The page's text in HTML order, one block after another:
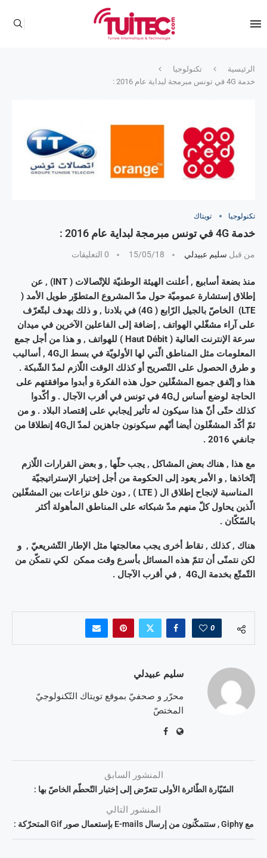
الرئيسية
تكنولوجيا
خدمة 4G في تونس مبرمجة لبداية عام 2016 :
تكنولوجيا تويتاك
خدمة 4G في تونس مبرمجة لبداية عام 2016 :
من قبل سليم عبيدلي 15/05/18 0 التعليقات
منذ بضعة أسابيع , أعلنت الهيئة الوطنيّة للإتّصالات ( INT) , عن
إطلاق إستشارة عموميّة حول مدّ المشروع المتطوّر طويل الأمد (
LTE) الخاصّ بالجيل الرّابع ( 4G) في بلادنا , و ذلك بهدف لبتّعرّف
على آراء مشغّلي الهواتف , إضافة إلى الفاعلين الآخرين في ميدان
سرعة الإنترنت العالية ( Haut Débit ) للهواتف , و هذا من أجل جمع
المعلومات مثل المناطق الّتي لها الأولويّة في بسط ال4G , أساليب
و طرق الحصول على التّصريح أو كذلك الوقت اللّازم لمدّ الشّبكة .
هذا و إتّفق جميع المشغّلين حول هذه الفكرة و أبدوا موافقتهم على
الحاجة لوضع أساس ل4G في تونس في أقرب الآجال . و أكّدوا
كذلك حتّى أنّ هذا سيكون له تأثير إيجابي على إقتصاد البلاد . و من
ثمّ أكّد المشغّلون أيضا أنّهم سيكونون جاهزين لمدّ ال4G إنطلاقا من
جانفي 2016 .
مع هذا , هناك بعض المشاكل , يجب حلّها , و بعض القرارات اللّازم
إتّخاذها , و الأمر يعود إلى الحكومة من أجل إختيار الإستراتيجيّة
المناسبة لإنجاح إطلاق ال ( LTE ) , دون خلق نزاعات بين المشغّلين
الّذين يحاول كلّ منهم مدّ شبكاته على المناطق المأهولة أكثر
بالسّكّان .
هناك , كذلك , نقاط أخرى يجب معالجتها مثل الإطار التّشريعيّ , و
لكن نتمنّى أن تتمّ هذه المسائل بأسرع وقت ممكن لكي نتمكّن من
التّمتّع بخدمة ال4G , في أقرب الآجال .
0
سليم عبيدلي
محرّر و صحفيّ بموقع تويتاك التّكنولوجيّ
المختصّ
المنشور السابق
السّيّارة الطّائرة الأولى تتعرّض إلى إختبار التّحطّم الخاصّ بها :
المنشور التالي
مع Giphy , ستتمكّنون من إرسال E-mails بإستعمال صور Gif المتحرّكة :